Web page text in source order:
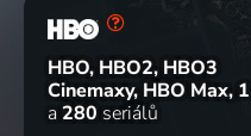
HBO, HBO2, HBO3
Cinemaxy, HBO Max
a 280 seriálů